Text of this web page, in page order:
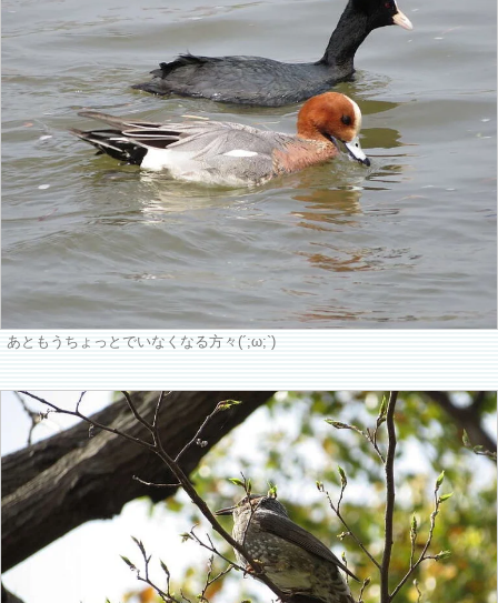
あともうちょっとでいなくなる方々(´;ω;`)